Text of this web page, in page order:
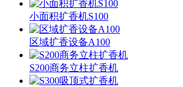
小面积扩香机S100
区域扩香设备A100
S200商务立柱扩香机